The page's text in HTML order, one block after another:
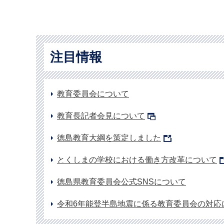
注目情報
教育委員会について
教育長記者会見について
徳島教育大綱を策定しました
とくしまの学校における働き方改革について
徳島県教育委員会公式SNSについて
令和6年能登半島地震に係る教育委員会の対応